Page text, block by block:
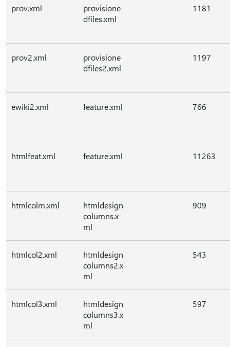
prov.xml
provisione
dfiles.xml
1181
prov2.xml
provisione
dfiles2.xml
1197
ewiki2.xml feature.xml 766
htmlfeat.xml feature.xml 11263
htmlcolm.xml
htmldesign
columns.x
ml
909
htmlcol2.xml
htmldesign
columns2.x
ml
543
htmlcol3.xml
htmldesign
columns3.x
ml
597